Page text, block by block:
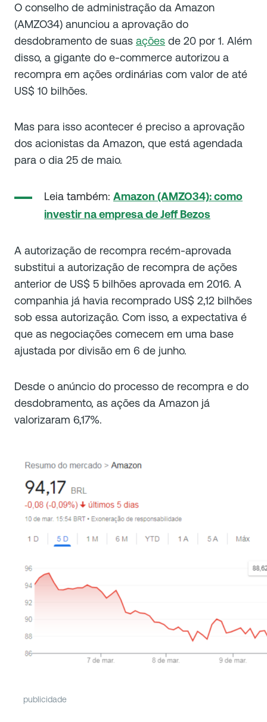
O conselho de administração da Amazon
(AMZO34) anunciou a aprovação do
desdobramento de suas ações de 20 por 1. Além
disso, a gigante do e-commerce autorizou a
recompra em ações ordinárias com valor de até
US$ 10 bilhões.
Mas para isso acontecer é preciso a aprovação
dos acionistas da Amazon, que está agendada
para o dia 25 de maio.
Leia também: Amazon (AMZO34): como
investir na empresa de Jeff Bezos
A autorização de recompra recém-aprovada
substitui a autorização de recompra de ações
anterior de US$ 5 bilhões aprovada em 2016. A
companhia já havia recomprado US$ 2,12 bilhões
sob essa autorização. Com isso, a expectativa é
que as negociações comecem em uma base
ajustada por divisão em 6 de junho.
Desde o anúncio do processo de recompra e do
desdobramento, as ações da Amazon já
valorizaram 6,17%.
publicidade